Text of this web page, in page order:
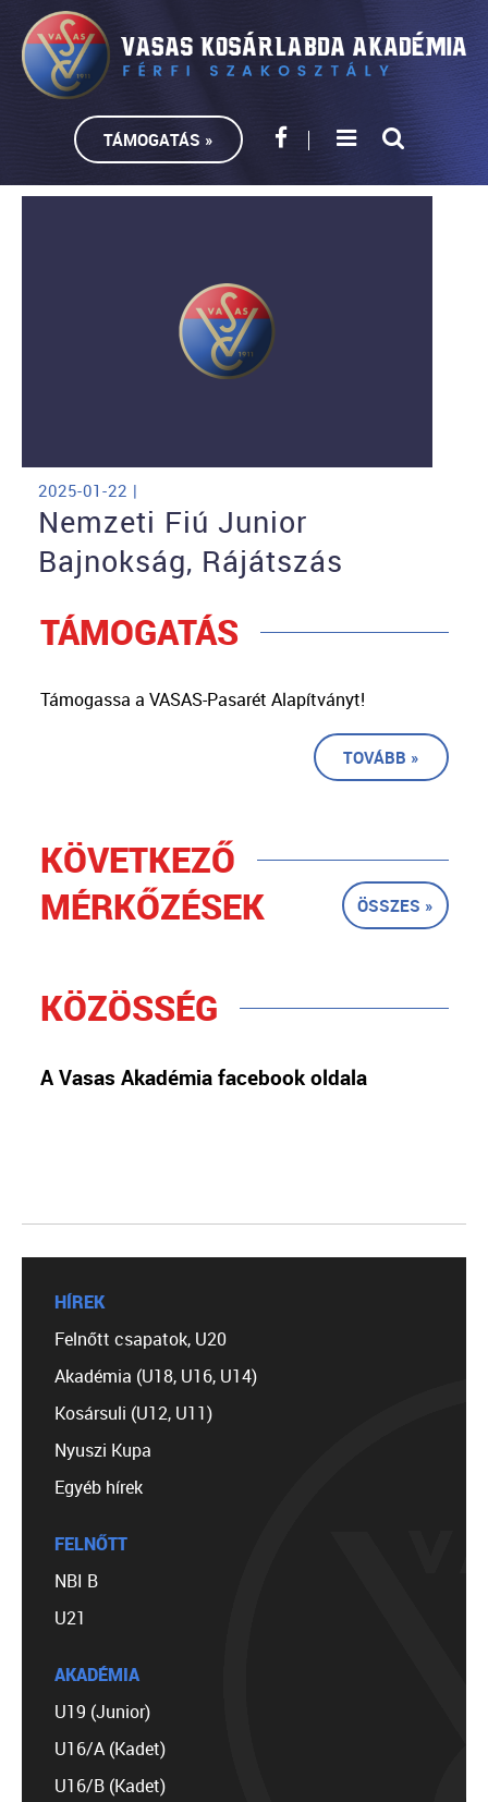
TÁMOGATÁS »
2025-01-22 |
Nemzeti Fiú Junior
Bajnokság, Rájátszás
TÁMOGATÁS
Támogassa a VASAS-Pasarét Alapítványt!
TOVÁBB »
KÖVETKEZŐ
MÉRKŐZÉSEK
ÖSSZES »
KÖZÖSSÉG
A Vasas Akadémia facebook oldala
HÍREK
Felnőtt csapatok, U20
Akadémia (U18, U16, U14)
Kosársuli (U12, U11)
Nyuszi Kupa
Egyéb hírek
FELNŐTT
NBI B
U21
AKADÉMIA
U19 (Junior)
U16/A (Kadet)
U16/B (Kadet)